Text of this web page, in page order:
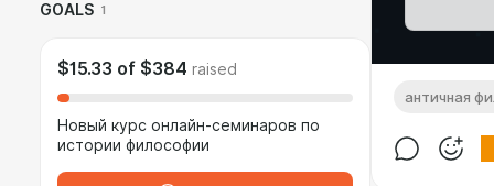
GOALS 1
$15.33 of $384 raised
Новый курс онлайн-семинаров по
истории философии
античная